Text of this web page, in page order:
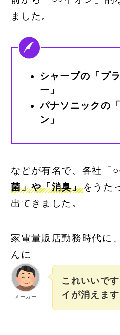
ました。
シャープの「プ
ー」
パナソニックの
ン」
などが有名で、各社「
菌」や「消臭」をうた
出てきました。
家電量販店勤務時代に
んに
メーカー
これいいで
イが消えます